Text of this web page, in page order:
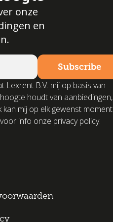
onze
en
Lexrent B.V. mij op basis van
houdt van aanbiedingen,
mij op elk gewenst moment
info onze privacy policy.